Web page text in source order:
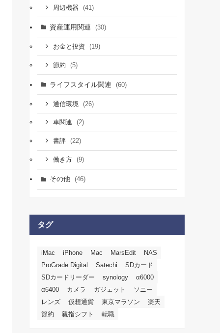
周辺機器 (41)
資産運用関連 (30)
お金と投資 (19)
節約 (5)
ライフスタイル関連 (60)
通信環境 (26)
車関連 (2)
書評 (22)
働き方 (9)
その他 (46)
タグ
iMac iPhone Mac MarsEdit
NAS
ProGrade Digital
Satechi
SDカード
SDカードリーダー
synology
α6000
α6400
カメラ ガジェット
ソニー
レンズ
仮想通貨 東京マラソン
楽天
節約
親指シフト 転職